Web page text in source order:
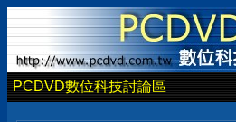
PCDVD數位科技討論區